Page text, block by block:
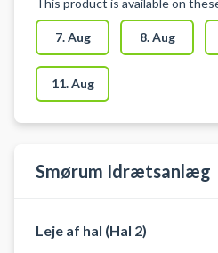
bold i salen. Der er mulighed for
omklædning og bad.
This product is available on
7. Aug 8. Aug
11. Aug
Smørum Idrætsanlæg
Leje af hal (Hal 2)